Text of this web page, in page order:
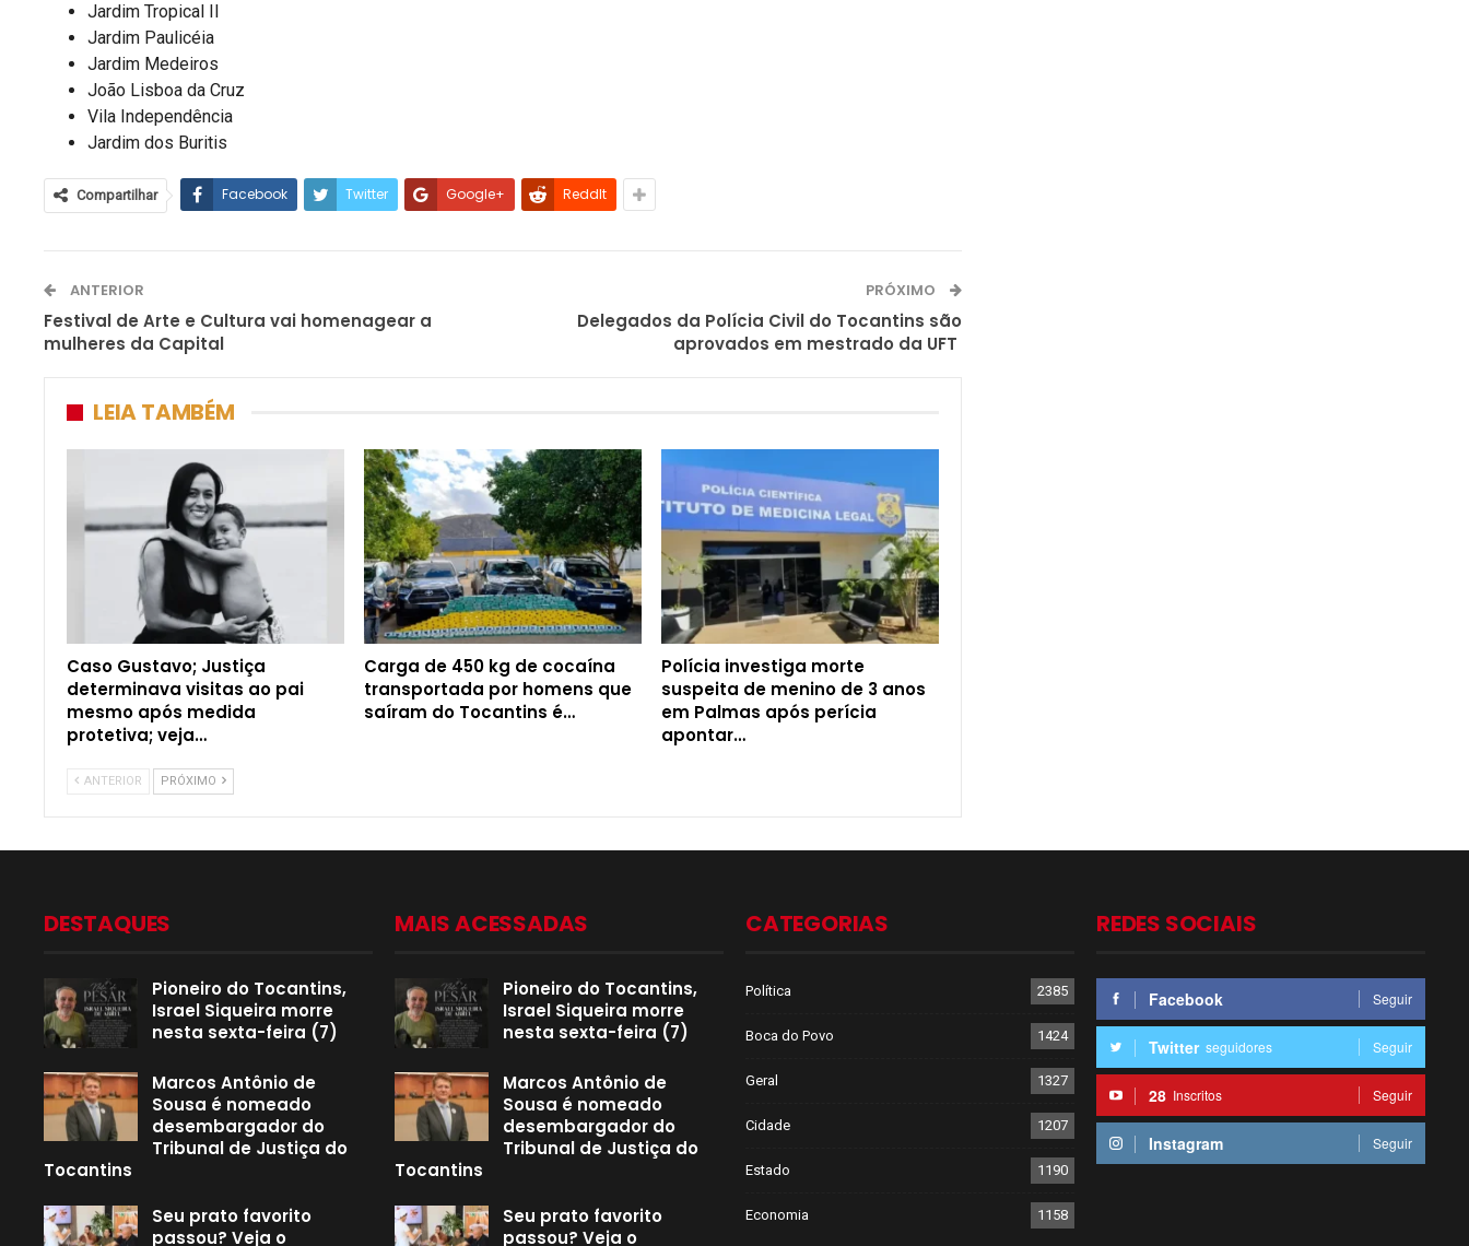
Jardim Tropical II
Jardim Paulicéia
Jardim Medeiros
João Lisboa da Cruz
Vila Independência
Jardim dos Buritis
Compartilhar Facebook Twitter Google+ ReddIt
ANTERIOR
Festival de Arte e Cultura vai homenagear a
mulheres da Capital
PRÓXIMO
Delegados da Polícia Civil do Tocantins são
aprovados em mestrado da UFT
LEIA TAMBÉM
Caso Gustavo; Justiça
determinava visitas ao pai
mesmo após medida
protetiva; veja…
Carga de 450 kg de cocaína
transportada por homens que
saíram do Tocantins é…
Polícia investiga morte
suspeita de menino de 3 anos
em Palmas após perícia
apontar…
ANTERIOR PRÓXIMO
DESTAQUES
Pioneiro do Tocantins,
Israel Siqueira morre
nesta sexta-feira (7)
Marcos Antônio de
Sousa é nomeado
desembargador do
Tribunal de Justiça do
Tocantins
Seu prato favorito
passou? Veja o
MAIS ACESSADAS
Pioneiro do Tocantins,
Israel Siqueira morre
nesta sexta-feira (7)
Marcos Antônio de
Sousa é nomeado
desembargador do
Tribunal de Justiça do
Tocantins
Seu prato favorito
passou? Veja o
CATEGORIAS
Política 2385
Boca do Povo 1424
Geral 1327
Cidade 1207
Estado 1190
Economia 1158
REDES SOCIAIS
Facebook Seguir
Twitter seguidores Seguir
28 Inscritos Seguir
Instagram Seguir